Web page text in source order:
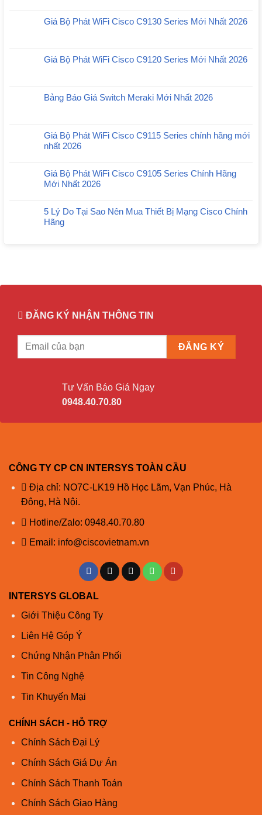
Giá Bộ Phát WiFi Cisco C9130 Series Mới Nhất 2026
Giá Bộ Phát WiFi Cisco C9120 Series Mới Nhất 2026
Bảng Báo Giá Switch Meraki Mới Nhất 2026
Giá Bộ Phát WiFi Cisco C9115 Series chính hãng mới
nhất 2026
Giá Bộ Phát WiFi Cisco C9105 Series Chính Hãng
Mới Nhất 2026
5 Lý Do Tại Sao Nên Mua Thiết Bị Mạng Cisco Chính
Hãng
ĐĂNG KÝ NHẬN THÔNG TIN
Tư Vấn Báo Giá Ngay
0948.40.70.80
CÔNG TY CP CN INTERSYS TOÀN CẦU
Địa chỉ: NO7C-LK19 Hồ Học Lãm, Vạn Phúc, Hà
Đông, Hà Nội.
Hotline/Zalo: 0948.40.70.80
Email: info@ciscovietnam.vn
INTERSYS GLOBAL
Giới Thiệu Công Ty
Liên Hệ Góp Ý
Chứng Nhận Phân Phối
Tin Công Nghệ
Tin Khuyến Mại
CHÍNH SÁCH - HỖ TRỢ
Chính Sách Đại Lý
Chính Sách Giá Dự Án
Chính Sách Thanh Toán
Chính Sách Giao Hàng